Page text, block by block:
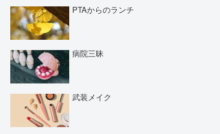
PTAからのランチ
病院三昧
武装メイク